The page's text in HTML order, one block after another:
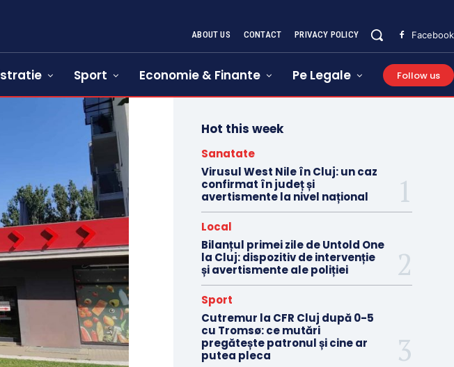
ABOUT US CONTACT PRIVACY POLICY Facebook
Sport Economie & Finante Pe Legale Follow us
Hot this week
Sanatate
Virusul West Nile în Cluj: un caz
confirmat în județ și
avertismente la nivel național
Local
Bilanțul primei zile de Untold One
la Cluj: dispozitiv de intervenție
și avertismente ale poliției
Sport
Cutremur la CFR Cluj după 0-5
cu Tromsø: ce mutări
pregătește patronul și cine ar
putea pleca